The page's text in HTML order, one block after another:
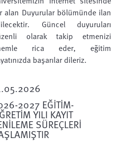
alan Duyurular bölümünde ilan
Güncel duyuruları
olarak takip etmenizi
rica eder, eğitim
başarılar dileriz.
2027 EĞİTİM-
YILI KAYIT
SÜREÇLERİ